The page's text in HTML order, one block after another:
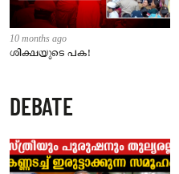
10 months ago
ശിക്ഷയുടെ പക!
DEBATE